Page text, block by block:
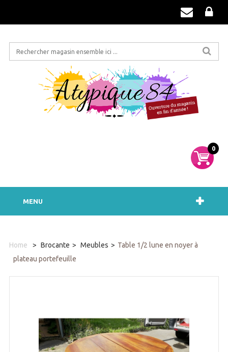
0
MENU
Home > Brocante > Meubles > Table 1/2 lune en noyer à
plateau portefeuille